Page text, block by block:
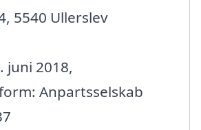
5540 Ullerslev
juni 2018,
Anpartsselskab